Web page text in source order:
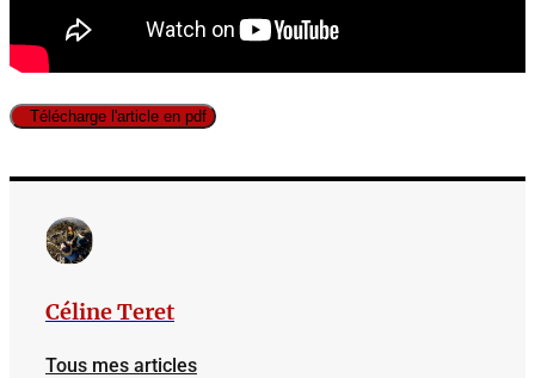
Télécharge l'article en pdf
Céline Teret
Tous mes articles